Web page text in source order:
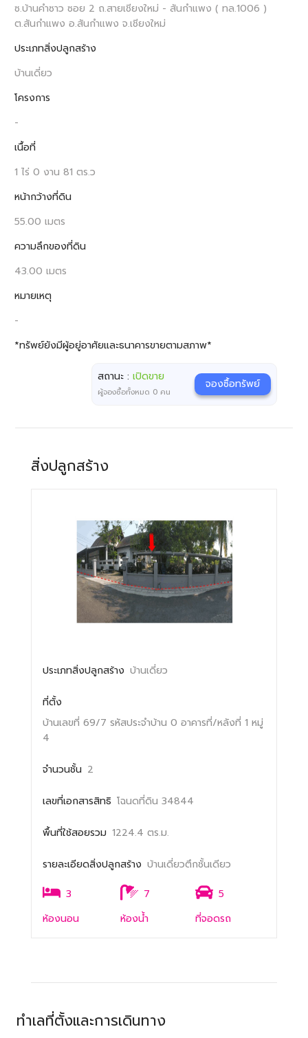
ซ.บ้านคำซาว ซอย 2 ถ.สายเชียงใหม่ - สันกำแพง ( ทล.1006 )
ต.สันกำแพง อ.สันกำแพง จ.เชียงใหม่
ประเภทสิ่งปลูกสร้าง
บ้านเดี่ยว
โครงการ
-
เนื้อที่
1 ไร่ 0 งาน 81 ตร.ว
หน้ากว้างที่ดิน
55.00 เมตร
ความลึกของที่ดิน
43.00 เมตร
หมายเหตุ
-
*ทรัพย์ยังมีผู้อยู่อาศัยและธนาคารขายตามสภาพ*
สถานะ :เปิดขาย
ผู้จองซื้อทั้งหมด 0 คน
จองซื้อทรัพย์
สิ่งปลูกสร้าง
ประเภทสิ่งปลูกสร้าง บ้านเดี่ยว
ที่ตั้ง
บ้านเลขที่ 69/7 รหัสประจำบ้าน 0 อาคารที่/หลังที่ 1 หมู่
4
จำนวนชั้น 2
เลขที่เอกสารสิทธิ โฉนดที่ดิน 34844
พื้นที่ใช้สอยรวม 1224.4 ตร.ม.
รายละเอียดสิ่งปลูกสร้าง บ้านเดี่ยวตึกชั้นเดียว
3
ห้องนอน
7
ห้องน้ำ
5
ที่จอดรถ
ทำเลที่ตั้งและการเดินทาง